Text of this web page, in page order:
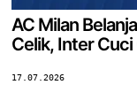
AC Milan
Celik, Inter
17.07.2026